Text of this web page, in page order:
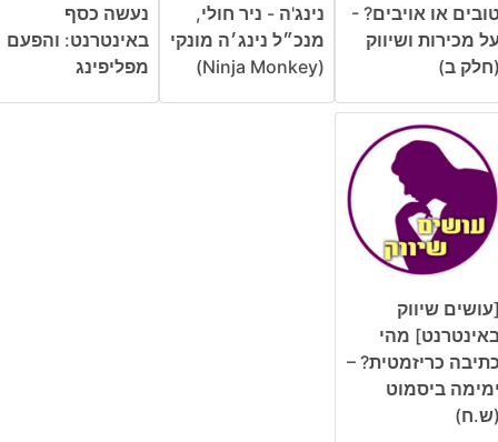
או אויבים? -
מכירות ושיווק
ב)
נינג'ה - ניר חולי,
מנכ״ל נינג׳ה מונקי
(Ninja Monkey)
נעשה כסף
באינטרנט: והפעם
מפליפינג
שיווק
מהי
כריזמטית? –
ביסמוט